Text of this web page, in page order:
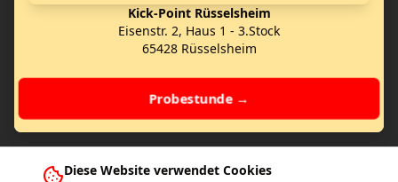
Kick-Point Rüsselsheim
Eisenstr. 2, Haus 1 - 3.Stock
65428 Rüsselsheim
Probestunde →
Diese Website verwendet Cookies